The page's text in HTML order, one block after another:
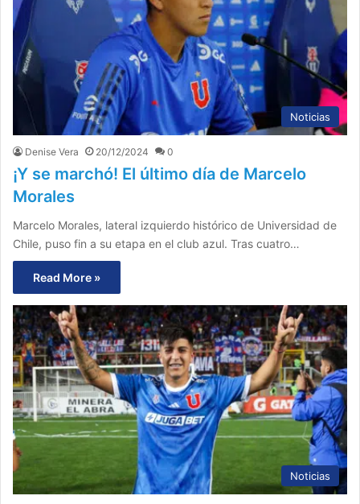
Noticias
Denise Vera 20/12/2024 0
¡Y se marchó! El último día de Marcelo
Morales
Marcelo Morales, lateral izquierdo histórico de Universidad de
Chile, puso fin a su etapa en el club azul. Tras cuatro…
Read More »
Noticias